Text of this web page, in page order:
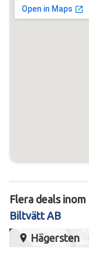
Flera deals inom
Biltvätt AB
Hägersten